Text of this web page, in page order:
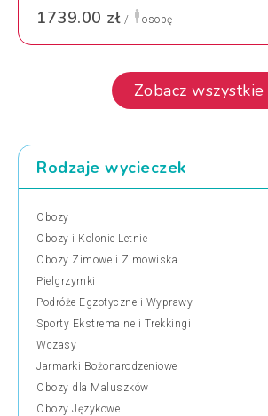
1739.00 zł / osobę
Zobacz wszystkie
Rodzaje wycieczek
Obozy
Obozy i Kolonie Letnie
Obozy Zimowe i Zimowiska
Pielgrzymki
Podróże Egzotyczne i Wyprawy
Sporty Ekstremalne i Trekkingi
Wczasy
Jarmarki Bożonarodzeniowe
Obozy dla Maluszków
Obozy Językowe